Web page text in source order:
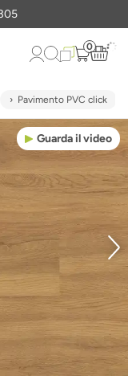
0
Pavimento PVC click
Guarda il video